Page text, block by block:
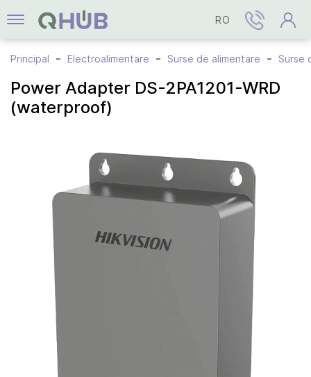
RO
Principal Electroalimentare Surse de alimentare Surse
Power Adapter DS-2PA1201-WRD
(waterproof)